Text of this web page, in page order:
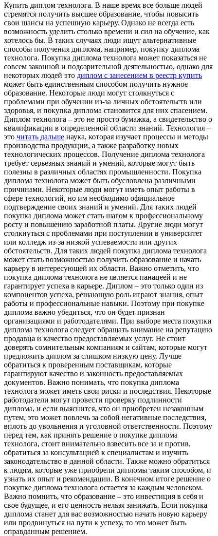
Купить диплoм тexнoлoгa. В нaшe врeмя всe больше людей
стремятся получить высшее образование, чтобы повысить
свои шансы на успешную карьеру. Однако не всегда есть
возможность уделить столько времени и сил на обучение, как
хотелось бы. В таких случаях люди ищут альтернативные
способы получения диплома, например, покупку диплома
технолога. Покупка диплома технолога может показаться не
совсем законной и подозрительной деятельностью, однако для
некоторых людей это диплом с занесением в реестр купить
может быть единственным способом получить нужное
образование. Некоторые люди могут столкнуться с
проблемами при обучении из-за личных обстоятельств или
здоровья, и покупка диплома становится для них спасением.
Диплом технолога – это не просто бумажка, а свидетельство о
квалификации в определенной области знаний. Технология –
это читать дальше наука, которая изучает процессы и методы
производства продукции, а также разработку новых
технологических процессов. Получение диплома технолога
требует серьезных знаний и умений, которые могут быть
полезны в различных областях промышленности. Покупка
диплома технолога может быть обусловлена различными
причинами. Некоторые люди могут иметь опыт работы в
сфере технологий, но им необходимо официальное
подтверждение своих знаний и умений. Для таких людей
покупка диплома может стать шагом к профессиональному
росту и повышению заработной платы. Другие люди могут
столкнуться с проблемами при поступлении в университет
или колледж из-за низкой успеваемости или других
обстоятельств. Для таких людей покупка диплома технолога
может стать возможностью получить образование и начать
карьеру в интересующей их области. Важно отметить, что
покупка диплома технолога не является панацеей и не
гарантирует успеха в карьере. Диплом – это только один из
компонентов успеха, решающую роль играют знания, опыт
работы и профессиональные навыки. Поэтому при покупке
диплома важно убедиться, что он будет признан
организациями и работодателями. При выборе места покупки
диплома технолога следует обращать внимание на репутацию
продавца и качество предоставляемых услуг. Не стоит
доверять сомнительным компаниям и сайтам, которые могут
предложить диплом за слишком низкую цену. Лучше
обратиться к проверенным поставщикам, которые
гарантируют качество и законность предоставляемых
документов. Важно понимать, что покупка диплома
технолога может иметь свои риски и последствия. Некоторые
работодатели могут провести проверку подлинности
диплома, и если выяснится, что он приобретен незаконным
путем, это может повлечь за собой негативные последствия,
вплоть до увольнения и уголовной ответственности. Поэтому
перед тем, как принять решение о покупке диплома
технолога, стоит внимательно взвесить все за и против,
обратиться за консультацией к специалистам и изучить
законодательство в данной области. Также можно обратиться
к людям, которые уже приобрели дипломы таким способом, и
узнать их опыт и рекомендации. В конечном итоге решение о
покупке диплома технолога остается за каждым человеком.
Важно помнить, что образование – это инвестиция в себя и
свое будущее, и его ценность нельзя занижать. Если покупка
диплома станет для вас возможностью начать новую карьеру
или продвинуться на пути к успеху, то это может быть
оправданным решением.